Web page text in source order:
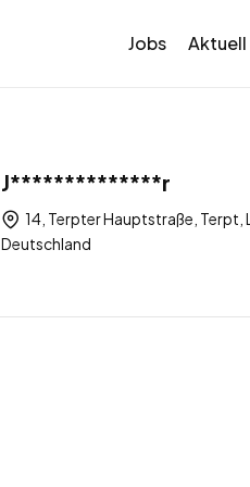
Jobs Aktuell
J**************r
14, Terpter Hauptstraße, Terpt,
Deutschland